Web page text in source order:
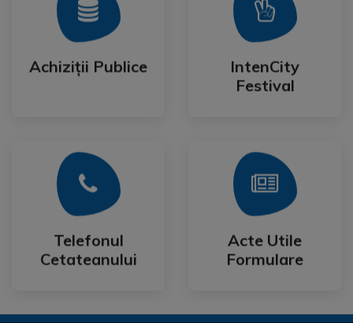
Achiziții Publice
Achiziții Publice
Mai Mult
IntenCity
Festival
IntenCity
Festival
Mai Mult
Telefonul
Cetateanului
Telefonul
Cetateanului
Mai Mult
Acte Utile
Formulare
Acte Utile
Formulare
Mai Mult